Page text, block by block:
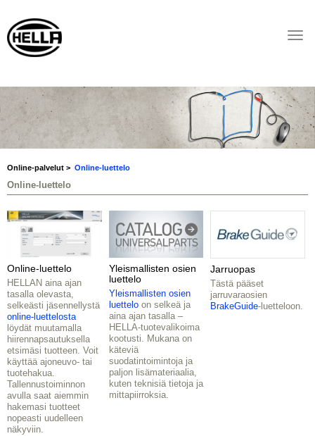
Online-palvelut Online-luettelo
Online-luettelo
Online-luettelo
HELLAN aina ajan
tasalla olevasta,
selkeästi jäsennellystä
online-luettelosta
löydät muutamalla
hiirennapsautuksella
etsimäsi tuotteen. Voit
käyttää ajoneuvo- tai
tuotehakua.
Tallennustoiminnon
avulla saat aiemmin
hakemasi tuotteet
nopeasti uudelleen
näkyviin.
Yleismallisten osien
luettelo
Yleismallisten osien
luetteloon selkeä ja
aina ajan tasalla –
HELLA-tuotevalikoima
kootusti. Mukana on
käteviä
suodatintoimintoja ja
paljon lisämateriaalia,
kuten teknisiä tietoja ja
mittapiirroksia.
Jarruopas
Tästä pääset
jarruvaraosien
BrakeGuide-luetteloon.